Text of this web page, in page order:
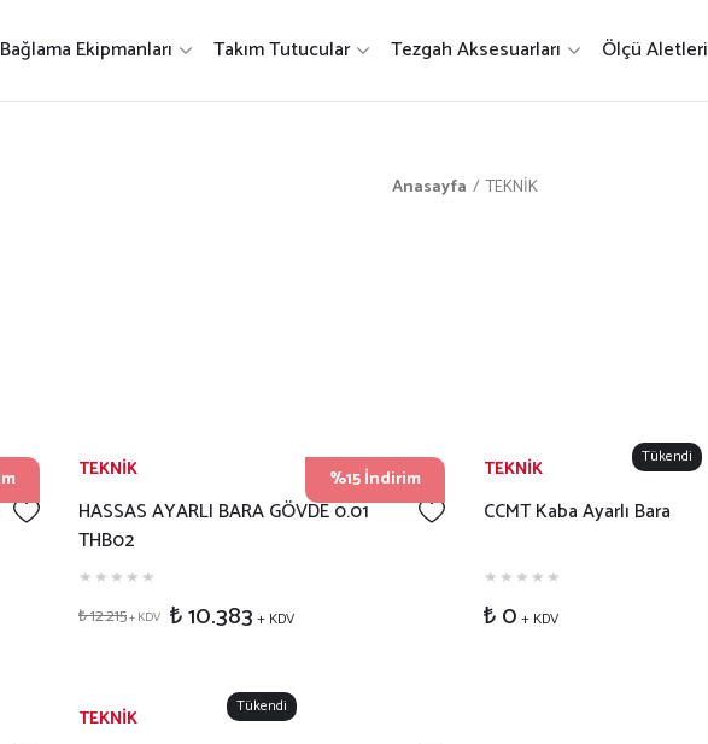
Bağlama Ekipmanları Takım Tutucular Tezgah Aksesuarları Ölçü Aletleri
Anasayfa TEKNİK
%15 İndirim
TEKNİK
HASSAS AYARLI BARA GÖVDE 0.01
THB02
₺ 12.215+ KDV ₺ 10.383 + KDV
Tükendi
TEKNİK
CCMT Kaba Ayarlı Bara
₺ 0 + KDV
Tükendi
TEKNİK